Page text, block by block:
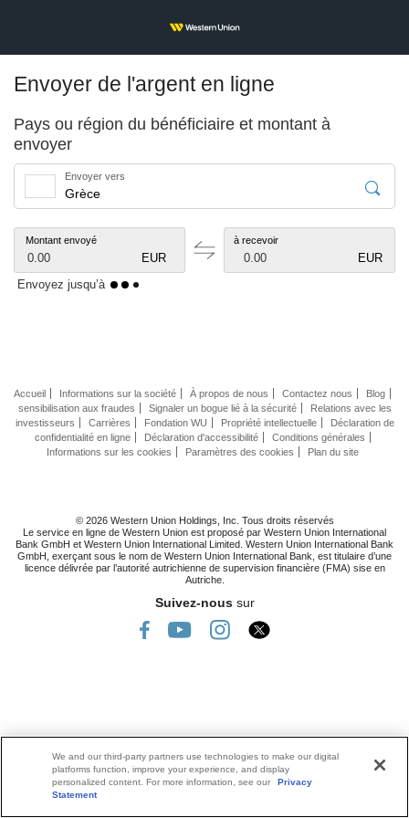
Envoyer de l'argent en ligne
Pays ou région du bénéficiaire et montant à
envoyer
Envoyer vers
Montant envoyé
EUR
0.00
à recevoir
EUR
0.00
Envoyez jusqu’à
Accueil Informations sur la société À propos de nous Contactez nous
Blog
sensibilisation aux fraudes
Signaler un bogue lié à la sécurité
Relations avec les
investisseurs
Carrières Fondation WU Propriété intellectuelle
Déclaration de
confidentialité en ligne
Déclaration d'accessibilité
Conditions générales
Informations sur les cookies
Paramètres des cookies Plan du site
© 2026 Western Union Holdings, Inc. Tous droits réservés
Le service en ligne de Western Union est proposé par Western Union International
Bank GmbH et Western Union International Limited. Western Union International Bank
GmbH, exerçant sous le nom de Western Union International Bank, est titulaire d’une
licence délivrée par l’autorité autrichienne de supervision financière (FMA) sise en
Autriche.
Suivez-noussur
We and our third-party partners use technologies to make our digital
platforms function, improve your experience, and display
personalized content. For more information, see our
Privacy
Statement